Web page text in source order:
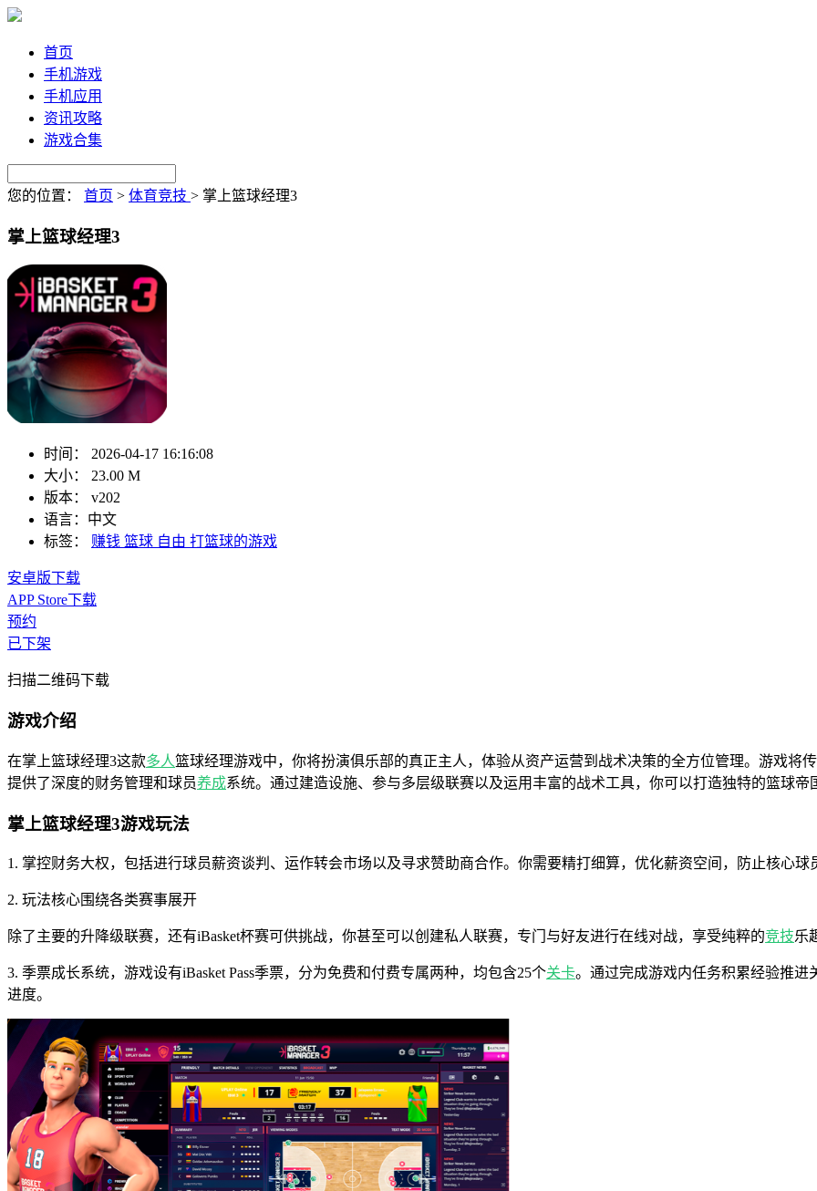
首页
手机游戏
手机应用
资讯攻略
游戏合集
您的位置： 首页 > 体育竞技 > 掌上篮球经理3
掌上篮球经理3
时间：
2026-04-17 16:16:08
大小：
23.00 M
版本：
v202
语言： 中文
标签：
赚钱 篮球 自由 打篮球的游戏
安卓版下载
APP Store下载
预约
已下架
扫描二维码下载
游戏介绍
在掌上篮球经理3这款多人篮球经理游戏中，你将扮演俱乐部的真正主人，体验从资产运营到战术决策的全方位管理。游戏将
提供了深度的财务管理和球员养成系统。通过建造设施、参与多层级联赛以及运用丰富的战术工具，你可以打造独特的篮球帝
掌上篮球经理3游戏玩法
1. 掌控财务大权，包括进行球员薪资谈判、运作转会市场以及寻求赞助商合作。你需要精打细算，优化薪资空间，防止核心
2. 玩法核心围绕各类赛事展开
除了主要的升降级联赛，还有iBasket杯赛可供挑战，你甚至可以创建私人联赛，专门与好友进行在线对战，享受纯粹的竞技乐
3. 季票成长系统，游戏设有iBasket Pass季票，分为免费和付费专属两种，均包含25个关卡。通过完成游戏内任务积累经验推进
进度。